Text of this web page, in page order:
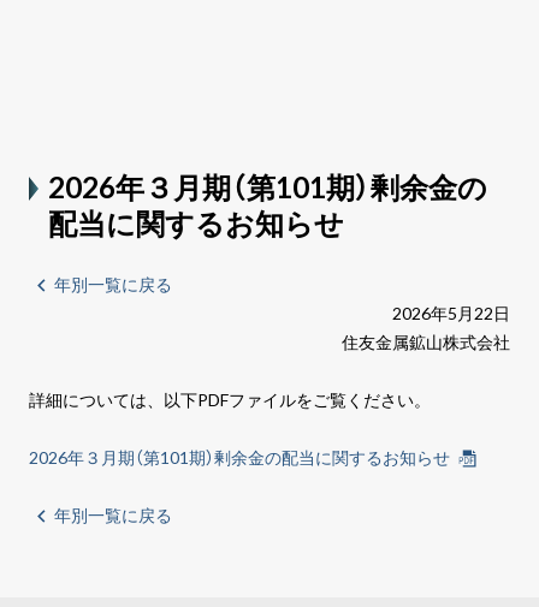
2026年３月期（第101期）剰余金の
配当に関するお知らせ
年別一覧に戻る
2026年5月22日
住友金属鉱山株式会社
詳細については、以下PDFファイルをご覧ください。
2026年３月期（第101期）剰余金の配当に関するお知らせ
年別一覧に戻る